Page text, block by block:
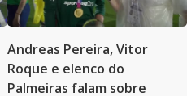
Andreas Pereira, Vitor
Roque e elenco do
Palmeiras falam sobre